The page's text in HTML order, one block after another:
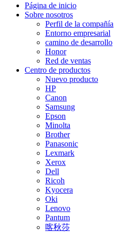
Página de inicio
Sobre nosotros
Perfil de la compañía
Entorno empresarial
camino de desarrollo
Honor
Red de ventas
Centro de productos
Nuevo producto
HP
Canon
Samsung
Epson
Minolta
Brother
Panasonic
Lexmark
Xerox
Dell
Ricoh
Kyocera
Oki
Lenovo
Pantum
喀秋莎